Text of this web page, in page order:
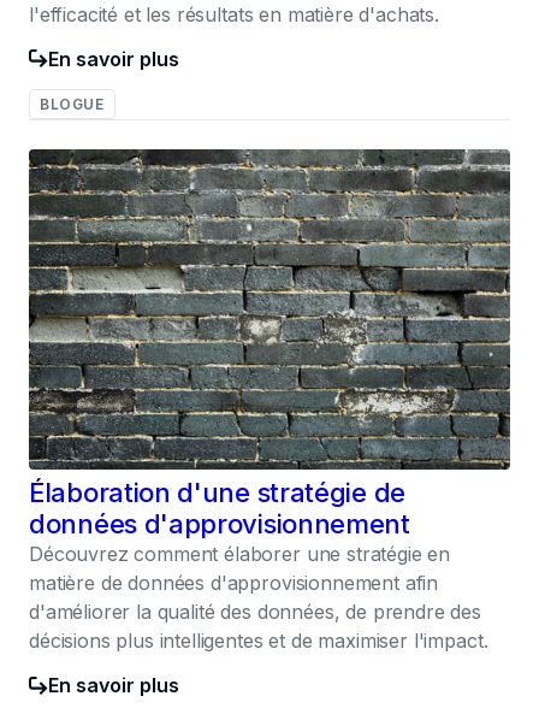
l'efficacité et les résultats en matière d'achats.
En savoir plus
BLOGUE
Élaboration d'une stratégie de
données d'approvisionnement
Découvrez comment élaborer une stratégie en
matière de données d'approvisionnement afin
d'améliorer la qualité des données, de prendre des
décisions plus intelligentes et de maximiser l'impact.
En savoir plus
017